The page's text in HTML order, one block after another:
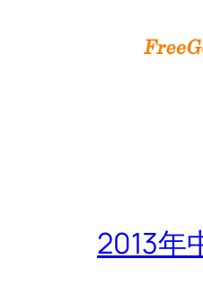
2013年